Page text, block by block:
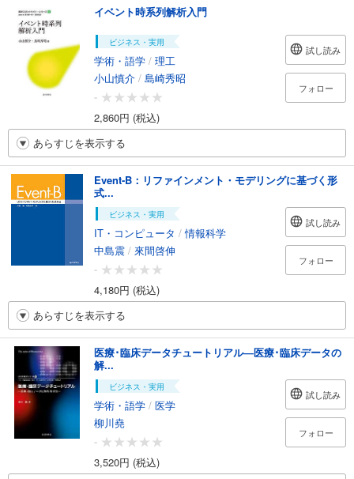
イベント時系列解析入門
ビジネス・実用
学術・語学 / 理工
小山慎介 / 島崎秀昭
-
2,860円 (税込)
試し読み
フォロー
あらすじを表示する
Event-B：リファインメント・モデリングに基づく形
式...
ビジネス・実用
IT・コンピュータ /情報科学
中島震 / 來間啓伸
-
4,180円 (税込)
試し読み
フォロー
あらすじを表示する
医療･臨床データチュートリアル―医療･臨床データの
解...
ビジネス・実用
学術・語学 / 医学
柳川堯
-
3,520円 (税込)
試し読み
フォロー